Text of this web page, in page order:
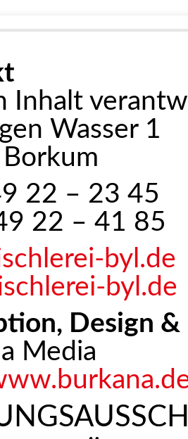
Inhalt
Wasser 1
22 – 23 45
22 – 41 85
byl.de
byl.de
Design
Media